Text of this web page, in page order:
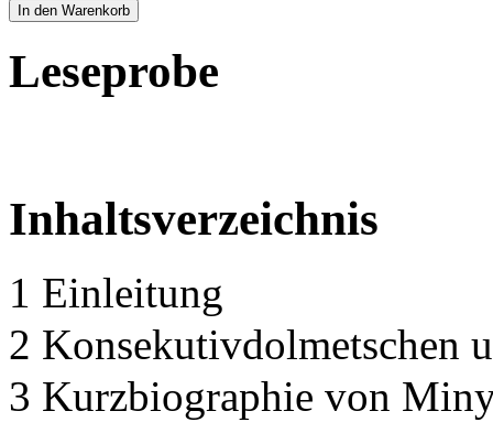
In den Warenkorb
Leseprobe
Inhaltsverzeichnis
1 Einleitung
2 Konsekutivdolmetschen
3 Kurzbiographie von